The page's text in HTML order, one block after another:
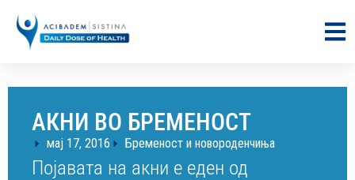
АКНИ ВО БРЕМЕНОСТ
мај 17, 2016 Бременост и новороденчиња
Појавата на акни е еден од